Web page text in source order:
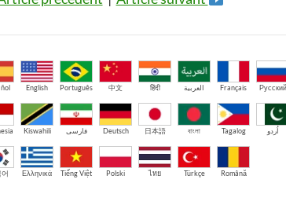
English Português 中文 हिंदी العربية Français Русский
Kiswahili فارسی Deutsch 日本語 বাংলা Tagalog اُردو
어 Ελληνικά Tiếng Việt Polski ไทย Türkçe Română